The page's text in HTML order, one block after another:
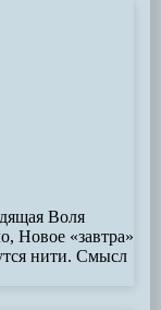
Воля
Новое «завтра»
нити. Смысл